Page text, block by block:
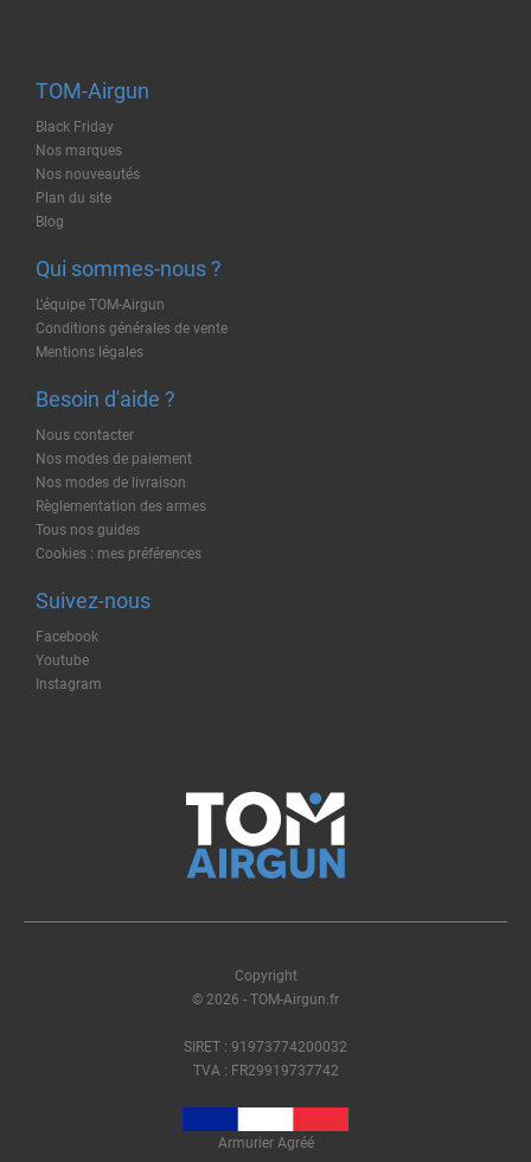
TOM-Airgun
Black Friday
Nos marques
Nos nouveautés
Plan du site
Blog
Qui sommes-nous ?
L'équipe TOM-Airgun
Conditions générales de vente
Mentions légales
Besoin d'aide ?
Nous contacter
Nos modes de paiement
Nos modes de livraison
Règlementation des armes
Tous nos guides
Cookies : mes préférences
Suivez-nous
Facebook
Youtube
Instagram
Copyright
© 2026 - TOM-Airgun.fr
SIRET : 91973774200032
TVA : FR29919737742
Armurier Agréé